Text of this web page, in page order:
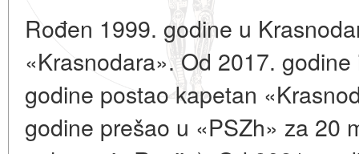
Rođen 1999. godine u
«Krasnodara». Od 2017.
godine postao kapetan
godine prešao u «PSZh» za 20